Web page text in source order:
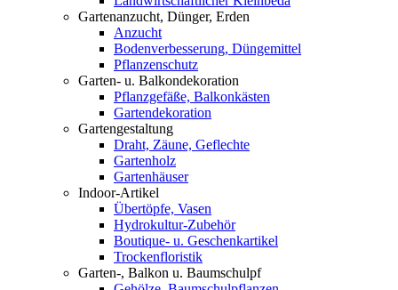
Gartenanzucht, Dünger, Erden
Anzucht
Bodenverbesserung, Düngemittel
Pflanzenschutz
Garten- u. Balkondekoration
Pflanzgefäße, Balkonkästen
Gartendekoration
Gartengestaltung
Draht, Zäune, Geflechte
Gartenholz
Gartenhäuser
Indoor-Artikel
Übertöpfe, Vasen
Hydrokultur-Zubehör
Boutique- u. Geschenkartikel
Trockenfloristik
Garten-, Balkon u. Baumschulpf